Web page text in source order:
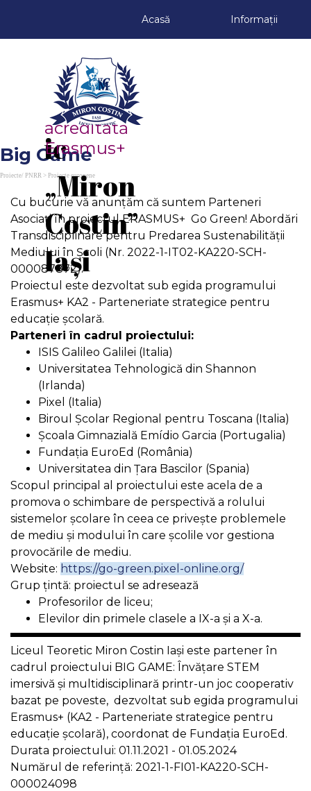
Acasă Informații
Liceul
Teoret
ic
„Miron
Costin”
Iași
Școală
acreditată
Erasmus+
Big Game
Proiecte/ PNRR > Proiecte europene
Cu bucurie vă anunțăm că suntem Parteneri
Asociați în proiectul ERASMUS+ Go Green! Abordări
Transdisciplinare pentru Predarea Sustenabilității
Mediului în Școli (Nr. 2022-1-IT02-KA220-SCH-
000087872).
Proiectul este dezvoltat sub egida programului
Erasmus+ KA2 - Parteneriate strategice pentru
educație școlară.
Parteneri în cadrul proiectului:
ISIS Galileo Galilei (Italia)
Universitatea Tehnologică din Shannon
(Irlanda)
Pixel (Italia)
Biroul Școlar Regional pentru Toscana (Italia)
Școala Gimnazială Emídio Garcia (Portugalia)
Fundația EuroEd (România)
Universitatea din Țara Bascilor (Spania)
Scopul principal al proiectului este acela de a
promova o schimbare de perspectivă a rolului
sistemelor școlare în ceea ce privește problemele
de mediu și modului în care școlile vor gestiona
provocările de mediu.
Website: https://go-green.pixel-online.org/
Grup țintă: proiectul se adresează
Profesorilor de liceu;
Elevilor din primele clasele a IX-a și a X-a.
Liceul Teoretic Miron Costin Iaşi este partener în
cadrul proiectului BIG GAME: Învățare STEM
imersivă și multidisciplinară printr-un joc cooperativ
bazat pe poveste, dezvoltat sub egida programului
Erasmus+ (KA2 - Parteneriate strategice pentru
educație școlară), coordonat de Fundaţia EuroEd.
Durata proiectului: 01.11.2021 - 01.05.2024
Numărul de referință: 2021-1-FI01-KA220-SCH-
000024098